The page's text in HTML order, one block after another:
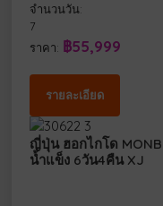
จำนวนวัน:
7
ราคา: ฿55,999
รายละเอียด
ญี่ปุ่น ฮอกไกโด
น้ำแข็ง 6วัน4คืน XJ